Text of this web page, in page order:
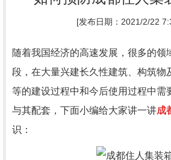
[发布日期：2021/2/22
随着我国经济的高速发展，很多的领
段，在大量兴建长久性建筑、构筑物
等的建设过程中和今后使用过程中需
与其配套，下面小编给大家讲一讲成
识：